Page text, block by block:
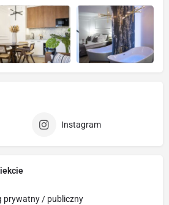
Instagram
prywatny / publiczny